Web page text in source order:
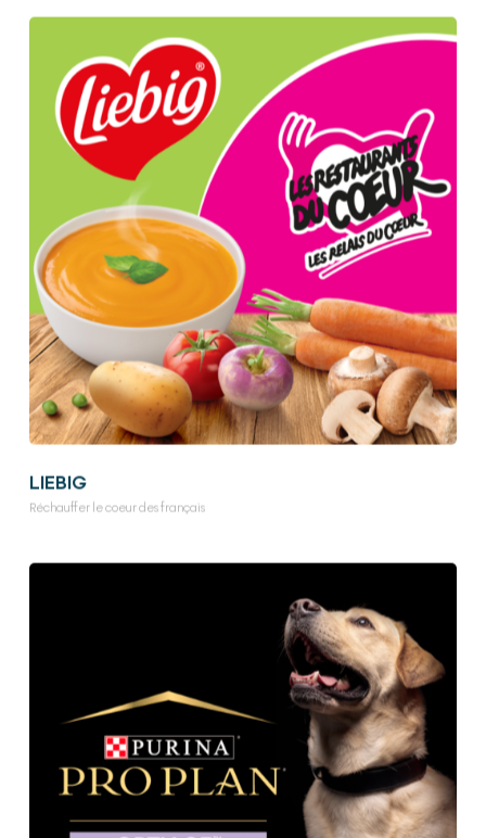
LIEBIG
Réchauffer le coeur des français